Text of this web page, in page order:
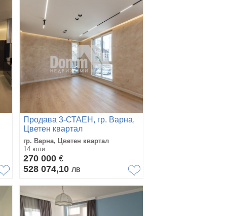
Продава 3-СТАЕН, гр. Варна,
Цветен квартал
гр. Варна, Цветен квартал
14 юли
270 000 €
528 074,10 лв